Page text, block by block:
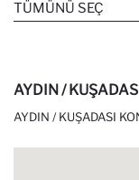
TÜMÜNÜ SEÇ
AYDIN /
AYDIN / KUŞADASI